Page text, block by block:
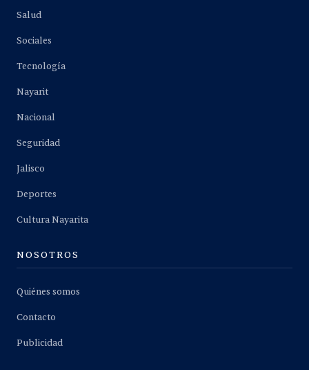
Salud
Sociales
Tecnología
Nayarit
Nacional
Seguridad
Jalisco
Deportes
Cultura Nayarita
NOSOTROS
Quiénes somos
Contacto
Publicidad